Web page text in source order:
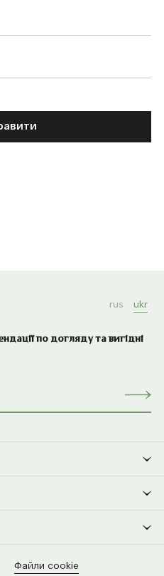
rus ukr
по догляду та вигідні
Файли cookie